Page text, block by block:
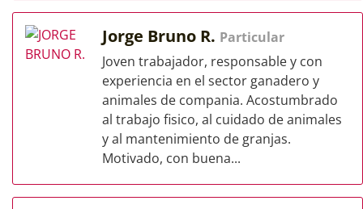
Jorge Bruno R. Particular
Joven trabajador, responsable y con
experiencia en el sector ganadero y
animales de compania. Acostumbrado
al trabajo fisico, al cuidado de animales
y al mantenimiento de granjas.
Motivado, con buena...